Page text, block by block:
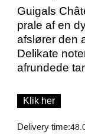
Guigals
prale af en
afslører den
Delikate
afrundede
Klik her
Delivery time: